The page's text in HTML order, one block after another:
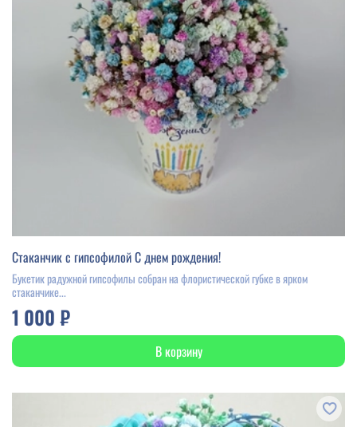
Стаканчик с гипсофилой С днем рождения!
Букетик радужной гипсофилы собран на флористической губке в ярком
стаканчике...
1 000 ₽
В корзину